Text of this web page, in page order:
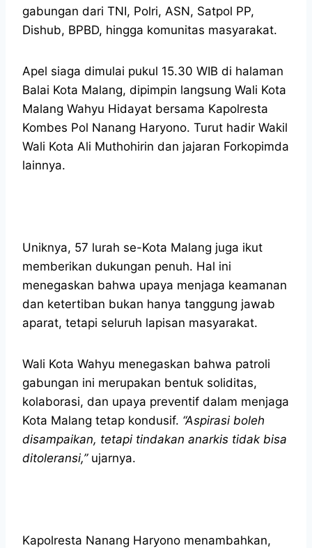
gabungan dari TNI, Polri, ASN, Satpol PP,
Dishub, BPBD, hingga komunitas masyarakat.
Apel siaga dimulai pukul 15.30 WIB di halaman
Balai Kota Malang, dipimpin langsung Wali Kota
Malang Wahyu Hidayat bersama Kapolresta
Kombes Pol Nanang Haryono. Turut hadir Wakil
Wali Kota Ali Muthohirin dan jajaran Forkopimda
lainnya.
Uniknya, 57 lurah se-Kota Malang juga ikut
memberikan dukungan penuh. Hal ini
menegaskan bahwa upaya menjaga keamanan
dan ketertiban bukan hanya tanggung jawab
aparat, tetapi seluruh lapisan masyarakat.
Wali Kota Wahyu menegaskan bahwa patroli
gabungan ini merupakan bentuk soliditas,
kolaborasi, dan upaya preventif dalam menjaga
Kota Malang tetap kondusif. “Aspirasi boleh
disampaikan, tetapi tindakan anarkis tidak bisa
ditoleransi,”ujarnya.
Kapolresta Nanang Haryono menambahkan,